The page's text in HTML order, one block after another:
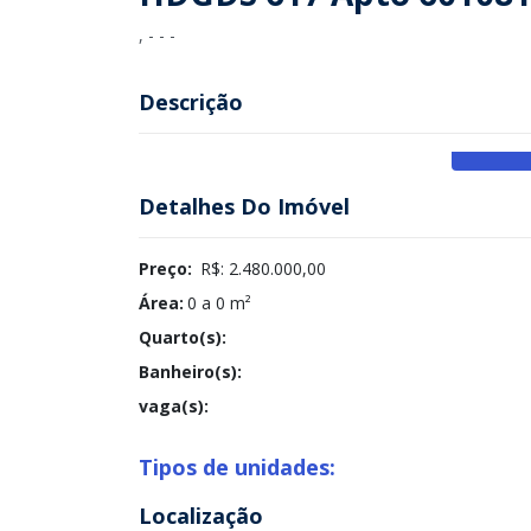
, - - -
Descrição
Detalhes Do Imóvel
Preço: R$: 2.480.000,00
Área: 0 a 0 m²
Quarto(s):
Banheiro(s):
vaga(s):
Tipos de unidades:
Localização